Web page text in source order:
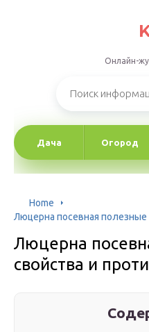
Онлайн-
Дача Огород
Home
Люцерна посевная полезные
Люцерна
свойства и